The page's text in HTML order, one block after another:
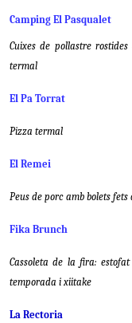
Camping El Pasqualet
Cuixes de pollastre
termal
El Pa Torrat
Pizza termal
El Remei
Peus de porc amb bolets fets
Fika Brunch
Cassoleta de la fira:
temporada i xiitake
La Rectoria